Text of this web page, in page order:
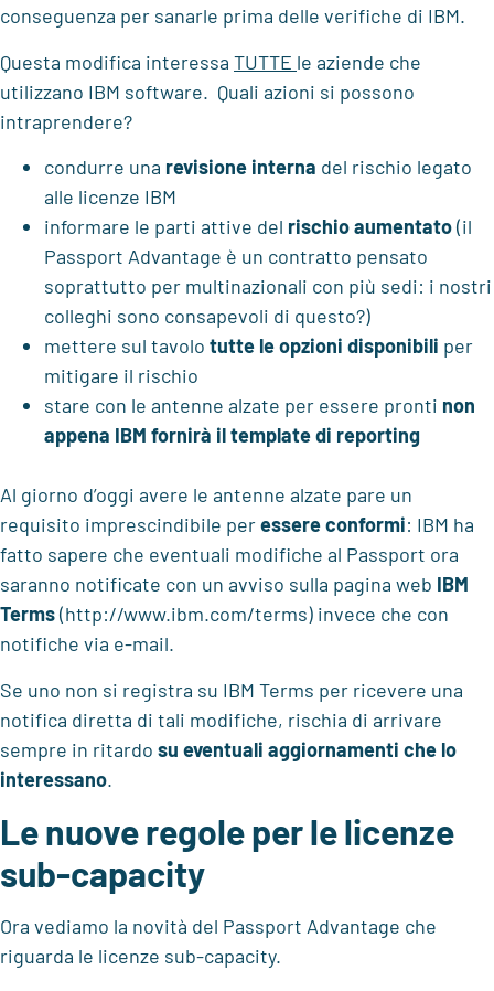
conseguenza per sanarle prima delle verifiche di IBM.
Questa modifica interessa TUTTE le aziende che
utilizzano IBM software. Quali azioni si possono
intraprendere?
condurre una revisione interna del rischio legato
alle licenze IBM
informare le parti attive del rischio aumentato(il
Passport Advantage è un contratto pensato
soprattutto per multinazionali con più sedi: i nostri
colleghi sono consapevoli di questo?)
mettere sul tavolo tutte le opzioni disponibili per
mitigare il rischio
stare con le antenne alzate per essere pronti non
appena IBM fornirà il template di reporting
Al giorno d’oggi avere le antenne alzate pare un
requisito imprescindibile peressere conformi: IBM ha
fatto sapere che eventuali modifiche al Passport ora
saranno notificate con un avviso sulla pagina web IBM
Terms(http://www.ibm.com/terms) invece che con
notifiche via e-mail.
Se uno non si registra su IBM Terms per ricevere una
notifica diretta di tali modifiche, rischia di arrivare
sempre in ritardo su eventuali aggiornamenti che lo
interessano.
Le nuove regole per le licenze
sub-capacity
Ora vediamo la novità del Passport Advantage che
riguarda le licenze sub-capacity.